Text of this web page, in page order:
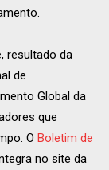
resultado da
de
Global da
que
O Boletim de
no site da